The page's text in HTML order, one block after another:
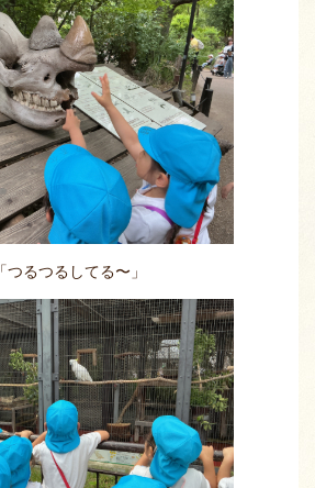
「つるつるしてる〜」